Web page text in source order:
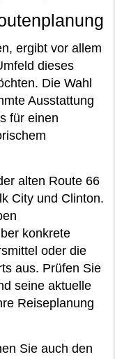
ergibt vor allem
dieses
Die Wahl
Ausstattung
für einen
alten Route 66
City und Clinton.
konkrete
oder die
aus. Prüfen Sie
seine aktuelle
Reiseplanung
Sie auch den